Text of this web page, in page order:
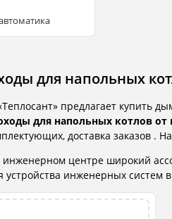
для напольных
предлагает купить
для напольных котлов от
доставка заказов .
инженерном центре широкий
устройства инженерных систем